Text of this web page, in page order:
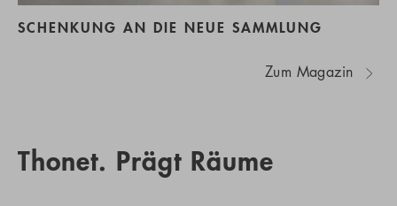
SCHENKUNG AN DIE NEUE SAMMLUNG
Zum Magazin
Thonet. Prägt Räume